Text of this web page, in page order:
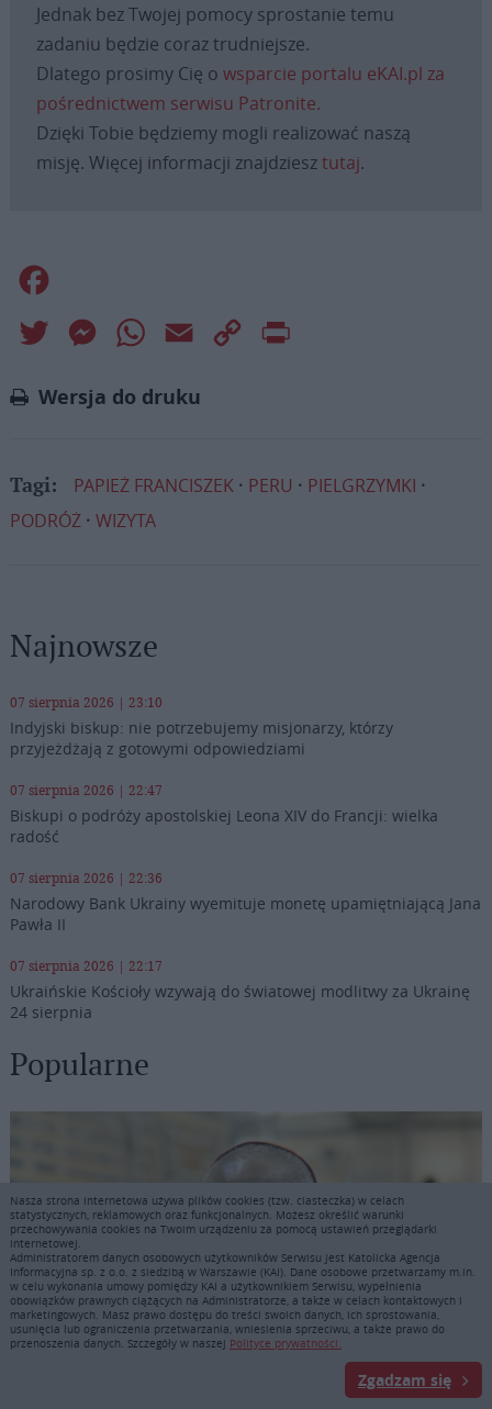
Jednak bez Twojej pomocy sprostanie temu
zadaniu będzie coraz trudniejsze.
Dlatego prosimy Cię o wsparcie portalu eKAI.pl za
pośrednictwem serwisu Patronite.
Dzięki Tobie będziemy mogli realizować naszą
misję. Więcej informacji znajdziesztutaj.
Twitter MessengerWhatsApp
Email
Copy
Wersja do druku
Tagi: PAPIEŻ FRANCISZEK PERU
PIELGRZYMKI
PODRÓŻ WIZYTA
Najnowsze
07 sierpnia 2026 | 23:10
Indyjski biskup: nie potrzebujemy misjonarzy, którzy
przyjeżdżają z gotowymi odpowiedziami
07 sierpnia 2026 | 22:47
Biskupi o podróży apostolskiej Leona XIV do Francji: wielka
radość
07 sierpnia 2026 | 22:36
Narodowy Bank Ukrainy wyemituje monetę upamiętniającą Jana
Pawła II
07 sierpnia 2026 | 22:17
Ukraińskie Kościoły wzywają do światowej modlitwy za Ukrainę
24 sierpnia
Popularne
Nasza strona internetowa używa plików cookies (tzw. ciasteczka) w celach
statystycznych, reklamowych oraz funkcjonalnych. Możesz określić warunki
przechowywania cookies na Twoim urządzeniu za pomocą ustawień przeglądarki
internetowej.
Administratorem danych osobowych użytkowników Serwisu jest Katolicka Agencja
Informacyjna sp. z o.o. z siedzibą w Warszawie (KAI). Dane osobowe przetwarzamy m.in.
w celu wykonania umowy pomiędzy KAI a użytkownikiem Serwisu, wypełnienia
obowiązków prawnych ciążących na Administratorze, a także w celach kontaktowych i
marketingowych. Masz prawo dostępu do treści swoich danych, ich sprostowania,
usunięcia lub ograniczenia przetwarzania, wniesienia sprzeciwu, a także prawo do
przenoszenia danych. Szczegóły w naszej Polityce prywatności.
Zgadzam się